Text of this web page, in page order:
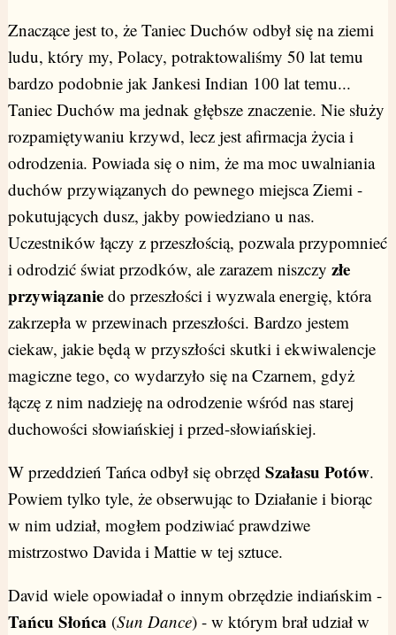
Znaczące jest to, że Taniec Duchów odbył się na ziemi
ludu, który my, Polacy, potraktowaliśmy 50 lat temu
bardzo podobnie jak Jankesi Indian 100 lat temu...
Taniec Duchów ma jednak głębsze znaczenie. Nie służy
rozpamiętywaniu krzywd, lecz jest afirmacja życia i
odrodzenia. Powiada się o nim, że ma moc uwalniania
duchów przywiązanych do pewnego miejsca Ziemi -
pokutujących dusz, jakby powiedziano u nas.
Uczestników łączy z przeszłością, pozwala przypomnieć
i odrodzić świat przodków, ale zarazem niszczy złe
przywiązaniedo przeszłości i wyzwala energię, która
zakrzepła w przewinach przeszłości. Bardzo jestem
ciekaw, jakie będą w przyszłości skutki i ekwiwalencje
magiczne tego, co wydarzyło się na Czarnem, gdyż
łączę z nim nadzieję na odrodzenie wśród nas starej
duchowości słowiańskiej i przed-słowiańskiej.
W przeddzień Tańca odbył się obrzęd Szałasu Potów.
Powiem tylko tyle, że obserwując to Działanie i biorąc
w nim udział, mogłem podziwiać prawdziwe
mistrzostwo Davida i Mattie w tej sztuce.
David wiele opowiadał o innym obrzędzie indiańskim -
Tańcu Słońca (Sun Dance) - w którym brał udział w